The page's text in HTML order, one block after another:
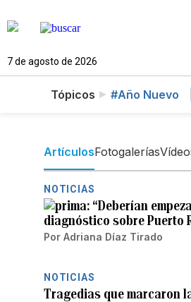
7 de agosto de 2026
Tópicos #Año Nuevo
ArtículosFotogalerías
NOTICIAS
“Deberían
diagnóstico sobre Puerto
Por Adriana Díaz Tirado
NOTICIAS
Tragedias que marcaron